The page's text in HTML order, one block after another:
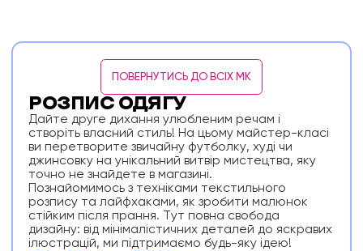
ПОВЕРНУТИСЬ ДО ВСІХ МК
РОЗПИС ОДЯГУ
Дайте друге дихання улюбленим речам і
створіть власний стиль! На цьому майстер-класі
ви перетворите звичайну футболку, худі чи
джинсовку на унікальний витвір мистецтва, яку
точно не знайдете в магазині.
Познайомимось з техніками текстильного
розпису та лайфхаками, як зробити малюнок
стійким після прання. Тут повна свобода
дизайну: від мінімалістичних деталей до яскравих
ілюстрацій, ми підтримаємо будь-яку ідею!